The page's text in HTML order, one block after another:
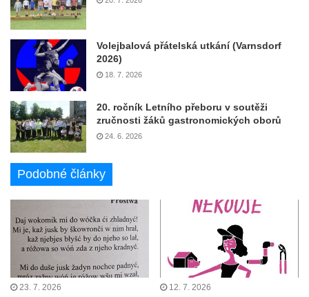
Volejbalová přátelská utkání (Varnsdorf
2026)
18. 7. 2026
20. ročník Letního přeboru v soutěži
zručnosti žáků gastronomických oborů
24. 6. 2026
Podobné články
23. 7. 2026 12. 7. 2026